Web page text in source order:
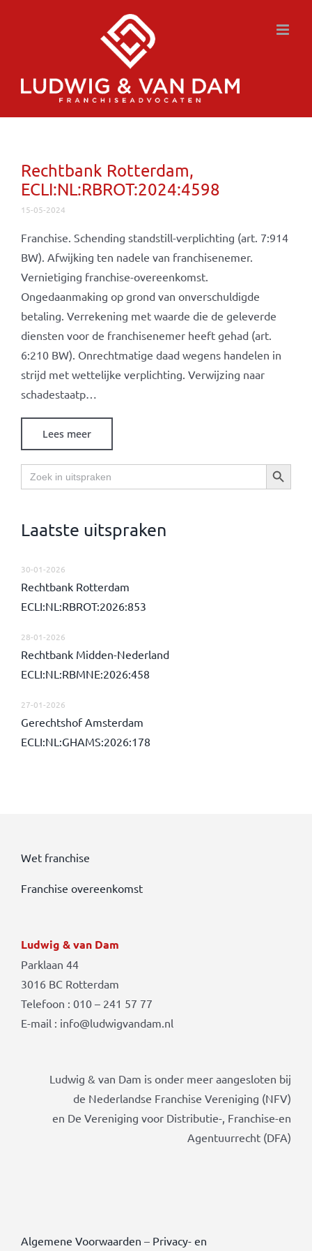
Rechtbank Rotterdam,
ECLI:NL:RBROT:2024:4598
15-05-2024
Franchise. Schending standstill-verplichting (art. 7:914
BW). Afwijking ten nadele van franchisenemer.
Vernietiging franchise-overeenkomst.
Ongedaanmaking op grond van onverschuldigde
betaling. Verrekening met waarde die de geleverde
diensten voor de franchisenemer heeft gehad (art.
6:210 BW). Onrechtmatige daad wegens handelen in
strijd met wettelijke verplichting. Verwijzing naar
schadestaatp…
Lees meer
Zoek
naar:
Zoekknop
Laatste uitspraken
30-01-2026
Rechtbank Rotterdam
ECLI:NL:RBROT:2026:853
28-01-2026
Rechtbank Midden-Nederland
ECLI:NL:RBMNE:2026:458
27-01-2026
Gerechtshof Amsterdam
ECLI:NL:GHAMS:2026:178
Wet franchise
Franchise overeenkomst
Ludwig & van Dam
Parklaan 44
3016 BC Rotterdam
Telefoon : 010 – 241 57 77
E-mail : info@ludwigvandam.nl
Ludwig & van Dam is onder meer aangesloten bij
de Nederlandse Franchise Vereniging (NFV)
en De Vereniging voor Distributie-, Franchise-en
Agentuurrecht (DFA)
Algemene Voorwaarden – Privacy- en